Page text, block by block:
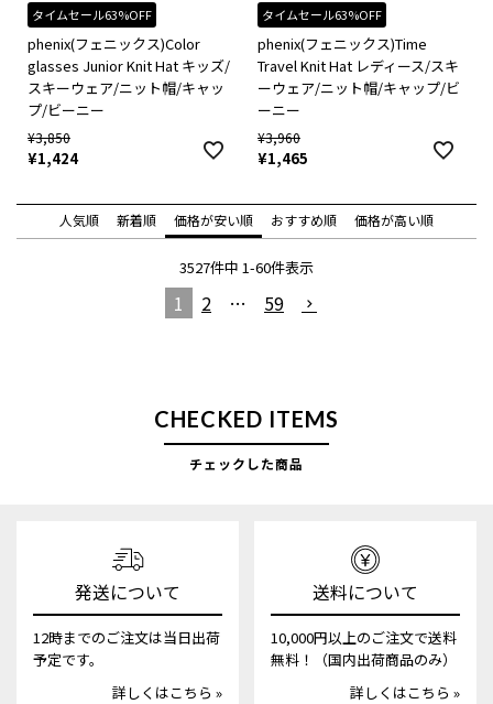
タイムセール63%OFF
phenix(フェニックス)Color
glasses Junior Knit Hat キッズ/
スキーウェア/ニット帽/キャッ
プ/ビーニー
¥3,850
¥1,424
タイムセール63%OFF
phenix(フェニックス)Time
Travel Knit Hat レディース/スキ
ーウェア/ニット帽/キャップ/ビ
ーニー
¥3,960
¥1,465
人気順 新着順 価格が安い順 おすすめ順 価格が高い順
3527件中 1-60件表示
1 2 … 59
CHECKED ITEMS
チェックした商品
発送について
12時までのご注文は当日出荷
予定です。
詳しくはこちら »
送料について
10,000円以上のご注文で送料
無料！（国内出荷商品のみ）
詳しくはこちら »